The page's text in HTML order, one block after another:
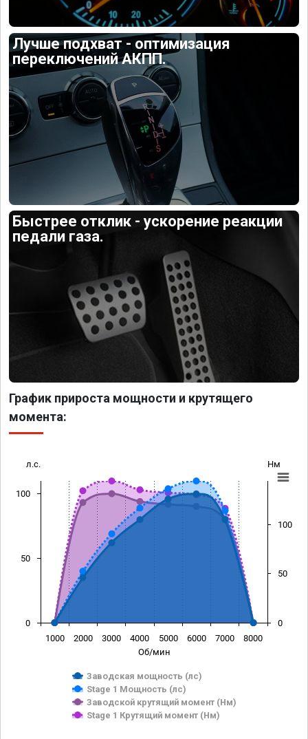
Лучше подхват - оптимизация
переключений АКПП.
Быстрее отклик - ускорение реакции
педали газа.
График прироста мощности и крутящего
момента:
Об/мин
л.с. Нм
Заводская мощность (лс)
Stage 1 Мощность (лс)
Заводской крутящий момент (Нм)
Stage 1 Крутящий момент (Нм)
1000 2000 3000 4000 5000 6000 7000 8000
0
50
100
0
50
100